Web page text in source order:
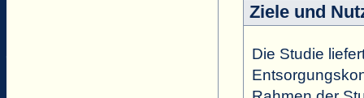
Ziele und
Die Studie